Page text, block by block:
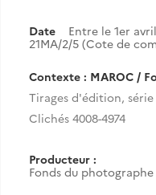
Date Entre le 1er
21MA/2/5 (Cote de
Contexte : MAROC /
Tirages d'édition,
Clichés 4008-4974
Producteur :
Fonds du photographe